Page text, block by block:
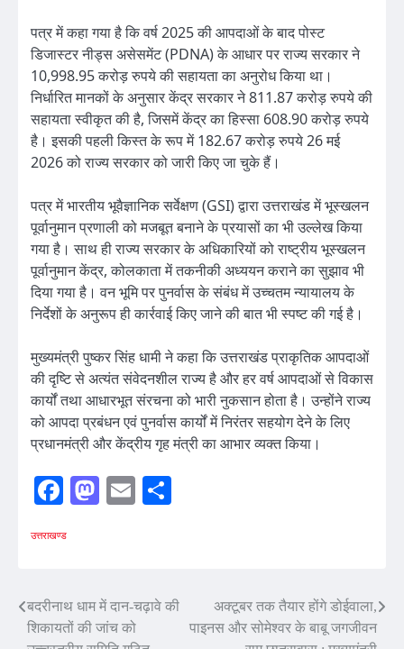
पत्र में कहा गया है कि वर्ष 2025 की आपदाओं के बाद पोस्ट
डिजास्टर नीड्स असेसमेंट (PDNA) के आधार पर राज्य सरकार ने
10,998.95 करोड़ रुपये की सहायता का अनुरोध किया था।
निर्धारित मानकों के अनुसार केंद्र सरकार ने 811.87 करोड़ रुपये की
सहायता स्वीकृत की है, जिसमें केंद्र का हिस्सा 608.90 करोड़ रुपये
है। इसकी पहली किस्त के रूप में 182.67 करोड़ रुपये 26 मई
2026 को राज्य सरकार को जारी किए जा चुके हैं।
पत्र में भारतीय भूवैज्ञानिक सर्वेक्षण (GSI) द्वारा उत्तराखंड में भूस्खलन
पूर्वानुमान प्रणाली को मजबूत बनाने के प्रयासों का भी उल्लेख किया
गया है। साथ ही राज्य सरकार के अधिकारियों को राष्ट्रीय भूस्खलन
पूर्वानुमान केंद्र, कोलकाता में तकनीकी अध्ययन कराने का सुझाव भी
दिया गया है। वन भूमि पर पुनर्वास के संबंध में उच्चतम न्यायालय के
निर्देशों के अनुरूप ही कार्रवाई किए जाने की बात भी स्पष्ट की गई है।
मुख्यमंत्री पुष्कर सिंह धामी ने कहा कि उत्तराखंड प्राकृतिक आपदाओं
की दृष्टि से अत्यंत संवेदनशील राज्य है और हर वर्ष आपदाओं से विकास
कार्यों तथा आधारभूत संरचना को भारी नुकसान होता है। उन्होंने राज्य
को आपदा प्रबंधन एवं पुनर्वास कार्यों में निरंतर सहयोग देने के लिए
प्रधानमंत्री और केंद्रीय गृह मंत्री का आभार व्यक्त किया।
Facebook
Mastodon
Email
उत्तराखण्ड
Post
बदरीनाथ धाम में दान-चढ़ावे की
शिकायतों की जांच को
अक्टूबर तक तैयार होंगे डोईवाला,
पाइनस और सोमेश्वर के बाबू जगजीवन